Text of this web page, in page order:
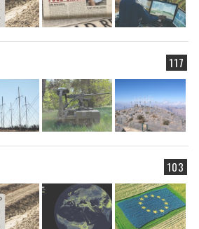
117
103